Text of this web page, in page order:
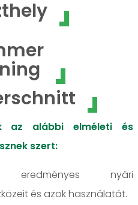
az alábbi elméleti és
szert:
eredményes nyári
és azok használatát.